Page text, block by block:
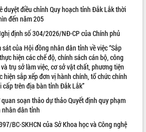
Lắk năm
phí
Pui
thường kỳ
duyệt điều chỉnh Quy hoạch tỉnh Đắk Lắk thời
đến năm 205
định số 304/2026/NĐ-CP của Chính phủ
của Hội đồng nhân dân tỉnh về việc “Sắp
hiện các chế độ, chính sách cán bộ, công
trụ sở làm việc, cơ sở vật chất, phương tiện
hiện sắp xếp đơn vị hành chính, tổ chức chính
trên địa bàn tỉnh Đắk Lắk”
soạn thảo dự thảo Quyết định quy phạm
dân tỉnh
BC-SKHCN của Sở Khoa học và Công nghệ